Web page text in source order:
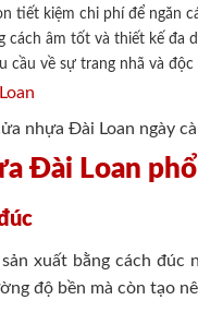
tiết kiệm chi phí để ngăn
cách âm tốt và thiết kế đa
cầu về sự trang nhã và
nhựa Đài Loan ngày
Đài Loan
xuất bằng cách đúc
độ bền mà còn tạo